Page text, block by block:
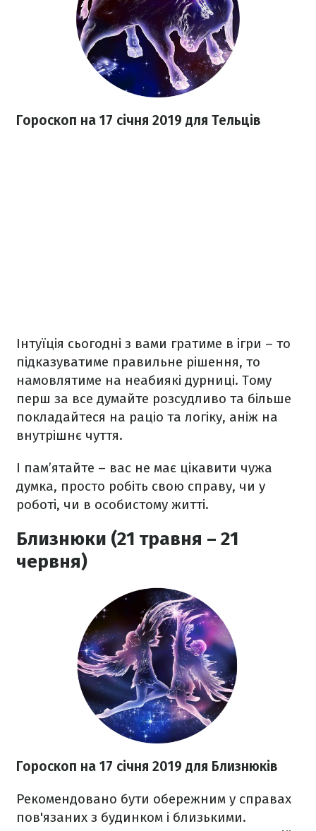
Гороскоп на 17 січня 2019 для Тельців
Інтуїція сьогодні з вами гратиме в ігри – то
підказуватиме правильне рішення, то
намовлятиме на неабиякі дурниці. Тому
перш за все думайте розсудливо та більше
покладайтеся на раціо та логіку, аніж на
внутрішнє чуття.
І пам’ятайте – вас не має цікавити чужа
думка, просто робіть свою справу, чи у
роботі, чи в особистому житті.
Близнюки (21 травня – 21
червня)
Гороскоп на 17 січня 2019 для Близнюків
Рекомендовано бути обережним у справах
пов'язаних з будинком і близькими.